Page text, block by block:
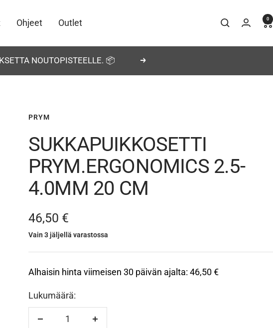
Ohjeet Outlet 0
NOUTOPISTEELLE. 📦 Seuraava
PRYM
SUKKAPUIKKOSETTI
PRYM.ERGONOMICS 2.5-
4.0MM 20 CM
Alennushinta
46,50 €
Vain 3 jäljellä varastossa
Alhaisin hinta viimeisen 30 päivän ajalta: 46,50 €
Lukumäärä: